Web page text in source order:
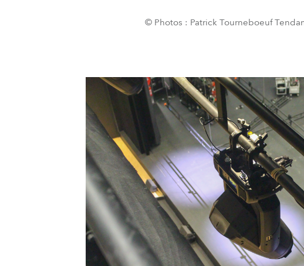
© Photos : Patrick Tourneboeuf